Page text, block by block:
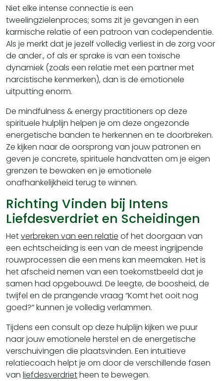
Niet elke intense connectie is een
tweelingzielenproces; soms zit je gevangen in een
karmische relatie of een patroon van codependentie.
Als je merkt dat je jezelf volledig verliest in de zorg voor
de ander., of als er sprake is van een toxische
dynamiek (zoals een relatie met een partner met
narcistische kenmerken), dan is de emotionele
uitputting enorm.
De mindfulness & energy practitioners op deze
spirituele hulplijn helpen je om deze ongezonde
energetische banden te herkennen en te doorbreken.
Ze kijken naar de oorsprong van jouw patronen en
geven je concrete, spirituele handvatten om je eigen
grenzen te bewaken en je emotionele
onafhankelijkheid terug te winnen.
Richting Vinden bij Intens
Liefdesverdriet en Scheidingen
Hetverbreken van een relatie of het doorgaan van
een echtscheiding is een van de meest ingrijpende
rouwprocessen die een mens kan meemaken. Het is
het afscheid nemen van een toekomstbeeld dat je
samen had opgebouwd. De leegte, de boosheid, de
twijfel en de prangende vraag “Komt het ooit nog
goed?” kunnen je volledig verlammen.
Tijdens een consult op deze hulplijn kijken we puur
naar jouw emotionele herstel en de energetische
verschuivingen die plaatsvinden. Een intuïtieve
relatiecoach helpt je om door de verschillende fasen
van liefdesverdrietheen te bewegen.